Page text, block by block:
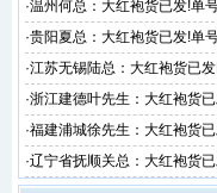
·温州何总：大红袍货已发!单
·贵阳夏总：大红袍货已发!单
·江苏无锡陆总：大红袍货已
·浙江建德叶先生：大红袍货
·福建浦城徐先生：大红袍货
·辽宁省抚顺关总：大红袍货